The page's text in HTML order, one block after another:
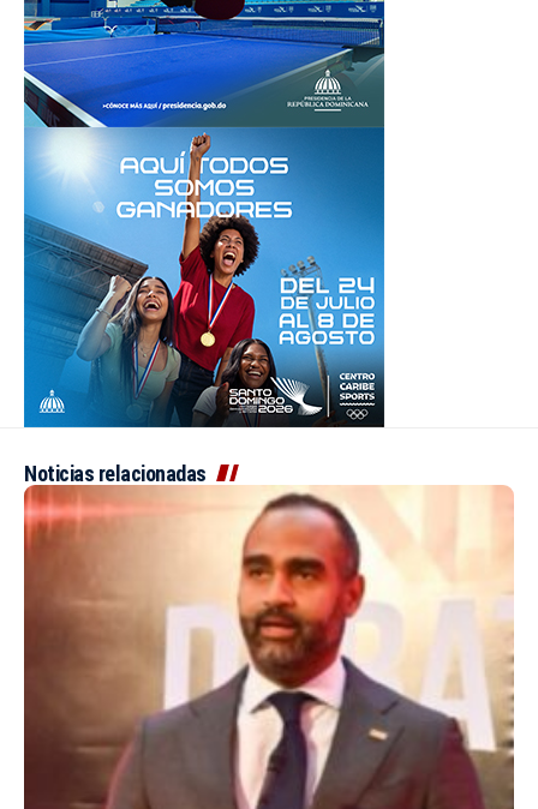
Noticias relacionadas